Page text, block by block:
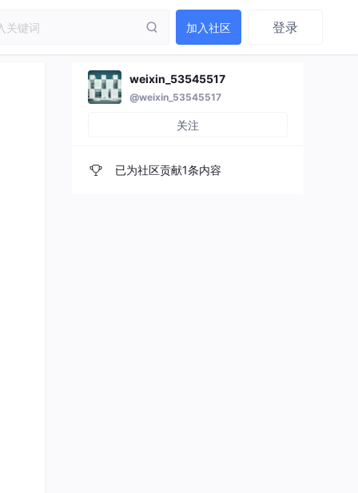
加入社区 登录
weixin_53545517
@weixin_53545517
关注
已为社区贡献1条内容